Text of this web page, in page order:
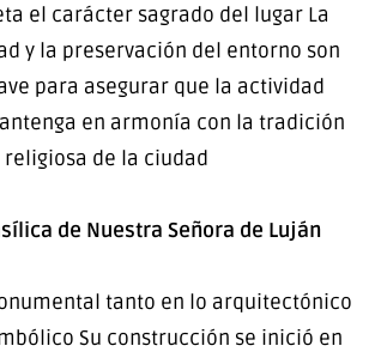
el carácter sagrado del lugar La
y la preservación del entorno son
para asegurar que la actividad
en armonía con la tradición
religiosa de la ciudad
de Nuestra Señora de Luján
tanto en lo arquitectónico
Su construcción se inició en